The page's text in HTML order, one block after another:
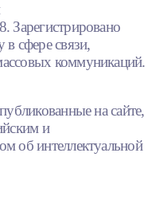
сфере связи,
коммуникаций.
на сайте,
и
об интеллектуальной